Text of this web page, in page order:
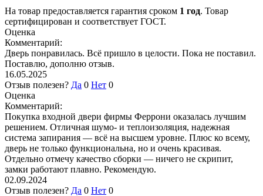
На товар предоставляется гарантия сроком 1 год. Товар
сертифицирован и соответствует ГОСТ.
Оценка
Комментарий:
Дверь понравилась. Всё пришло в целости. Пока не поставил.
Поставлю, дополню отзыв.
16.05.2025
Отзыв полезен? Да 0 Нет 0
Оценка
Комментарий:
Покупка входной двери фирмы Феррони оказалась лучшим
решением. Отличная шумо- и теплоизоляция, надежная
система запирания — всё на высшем уровне. Плюс ко всему,
дверь не только функциональна, но и очень красивая.
Отдельно отмечу качество сборки — ничего не скрипит,
замки работают плавно. Рекомендую.
02.09.2024
Отзыв полезен? Да 0 Нет 0